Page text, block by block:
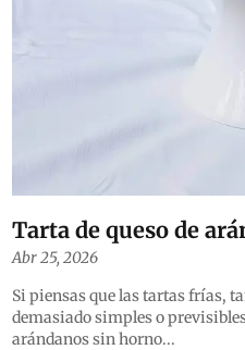
Tarta de queso de
Abr 25, 2026
Si piensas que las tartas frías,
demasiado simples o
arándanos sin horno...